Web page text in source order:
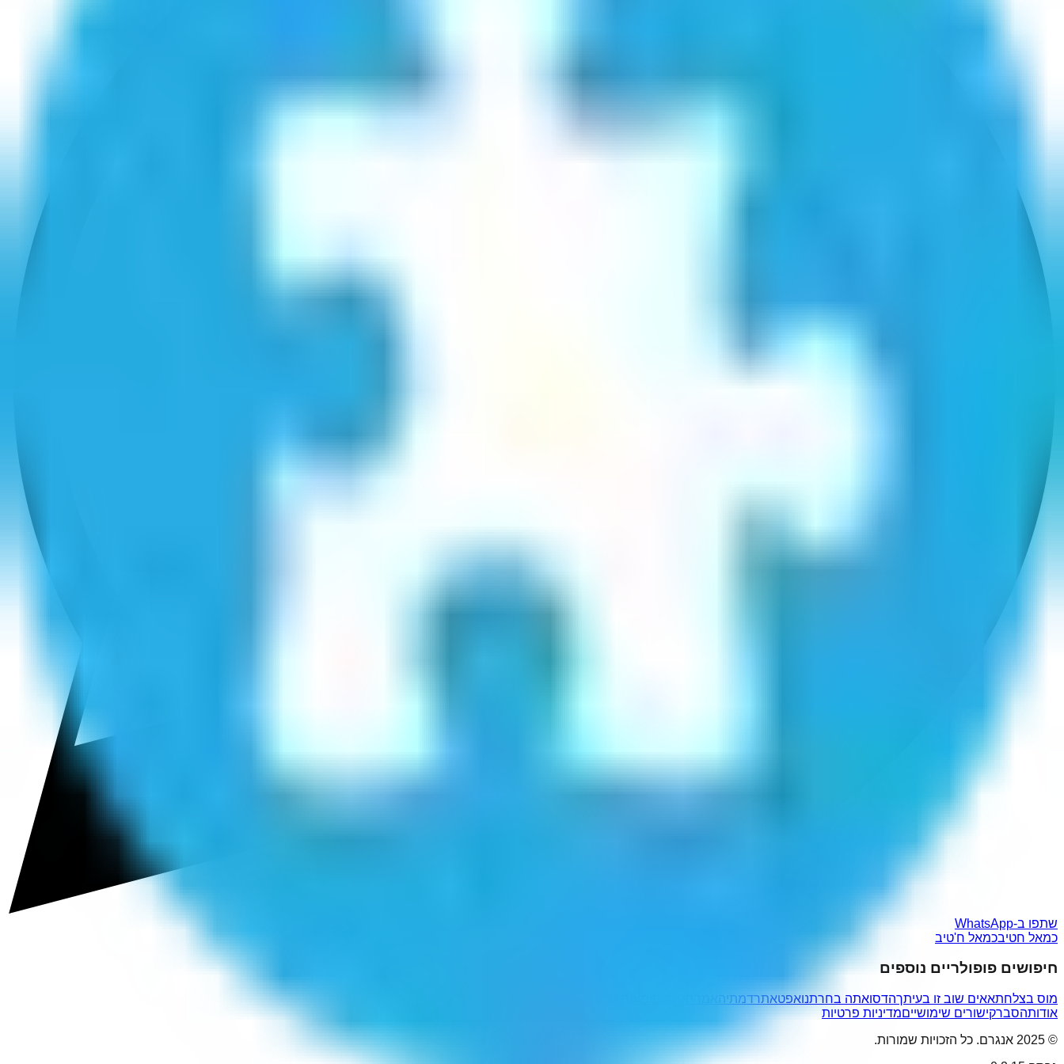
שתפו ב-WhatsApp
כמאל חטיבכמאל ח'טיב
חיפושים פופולריים נוספים
מוס בצלחתאאים שוב זו בעיתךהדסואתה בחרתנואפטאתרדמתי
אודותהסברקישורים שימושייםמדיניות פרטיות
© 2025 אנגרם. כל הזכויות שמורות.